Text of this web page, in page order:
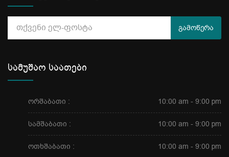
გამოწერა
სამუშაო საათები
ორშაბათი : 10:00 am - 9:00 pm
სამშაბათი : 10:00 am - 9:00 pm
ოთხშაბათი : 10:00 am - 9:00 pm